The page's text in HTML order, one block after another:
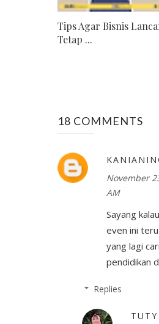
Tips Agar Bisnis
Tetap ...
18 COMMENTS
November
AM
Sayang
even ini
yang lagi
pendidikan
Replies